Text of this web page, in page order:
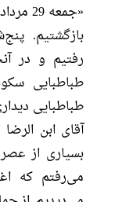
بازگشتیم.
رفتیم و در
طباطبایی
طباطبایی
آقای ابن
بسیاری از
می‌رفتم که